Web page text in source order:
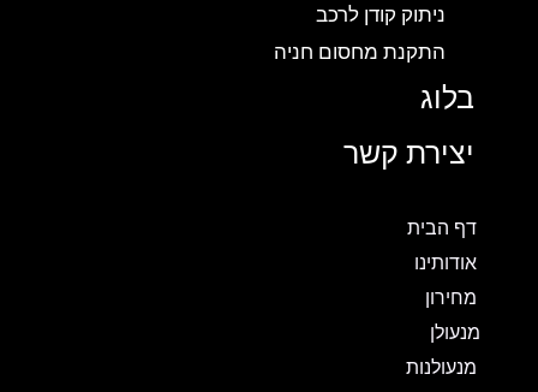
ניתוק קודן לרכב
התקנת מחסום חניה
בלוג
יצירת קשר
דף הבית
אודותינו
מחירון
מנעולן
מנעולנות